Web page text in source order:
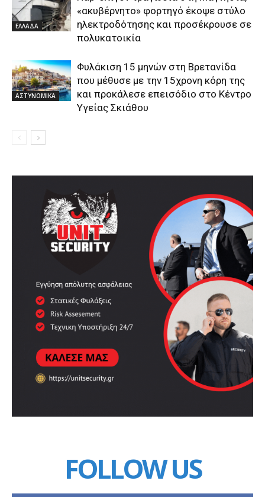
ΕΛΛΑΔΑ
«ακυβέρνητο» φορτηγό έκοψε στύλο
ηλεκτροδότησης και προσέκρουσε σε
πολυκατοικία
ΑΣΤΥΝΟΜΙΚΑ
Φυλάκιση 15 μηνών στη Βρετανίδα
που μέθυσε με την 15χρονη κόρη της
και προκάλεσε επεισόδιο στο Κέντρο
Υγείας Σκιάθου
FOLLOW US